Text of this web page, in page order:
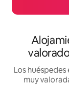
Los
muy